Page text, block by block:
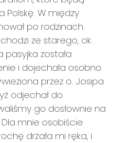
Polskę. W między
po rodzinach.
ze starego, ok.
pasyjka została
i dojechała osobno
przez o. Josipa
odjechał do
go dosłownie na
mnie osobiście
drżała mi ręka, i